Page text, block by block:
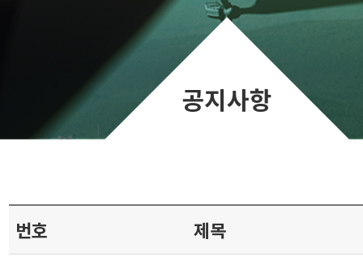
공지사항
번호 제목